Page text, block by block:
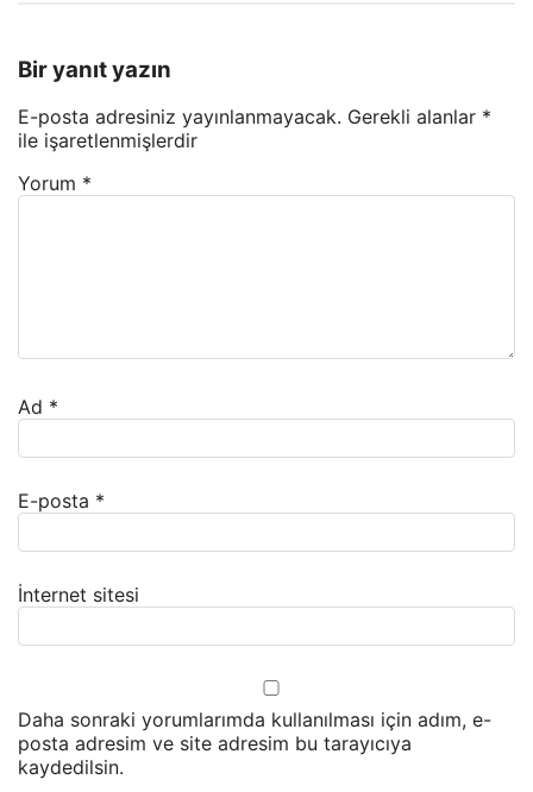
Bir yanıt yazın
E-posta adresiniz yayınlanmayacak. Gerekli alanlar *
ile işaretlenmişlerdir
Yorum *
Ad *
E-posta *
İnternet sitesi
Daha sonraki yorumlarımda kullanılması için adım, e-
posta adresim ve site adresim bu tarayıcıya
kaydedilsin.